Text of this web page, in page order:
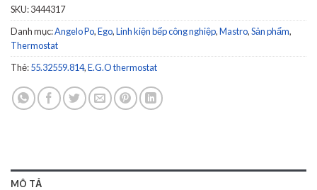
SKU:3444317
Danh mục:Angelo Po,Ego,Linh kiện bếp công nghiệp,Mastro,Sản phẩm,
Thermostat
Thẻ:55.32559.814,E.G.O thermostat
MÔ TẢ